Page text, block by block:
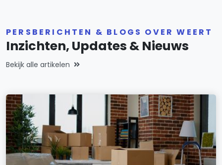
PERSBERICHTEN & BLOGS OVER WEERT
Inzichten, Updates & Nieuws
Bekijk alle artikelen